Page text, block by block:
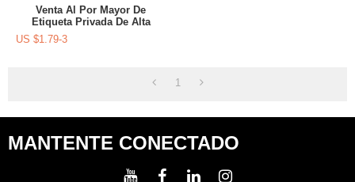
Venta Al Por Mayor De
Etiqueta Privada De Alta
Calidad 3D Mink Maquillaje
Pestañas Comentarios
US $1.79-3
1
MANTENTE CONECTADO